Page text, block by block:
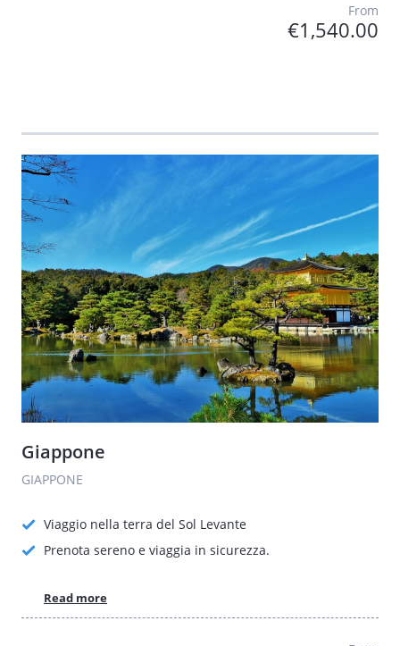
From
€1,540.00
Giappone
GIAPPONE
Viaggio nella terra del Sol Levante
Prenota sereno e viaggia in sicurezza.
Read more